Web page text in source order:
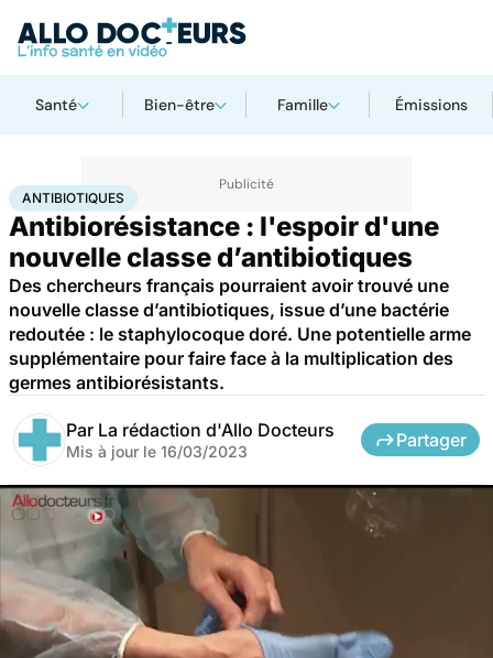
Santé Bien-être Famille Émissions
AccueilSantéMaladies Antibiotiques
ANTIBIOTIQUES
Antibiorésistance : l'espoir d'une
nouvelle classe d’antibiotiques
Des chercheurs français pourraient avoir trouvé une
nouvelle classe d’antibiotiques, issue d’une bactérie
redoutée : le staphylocoque doré. Une potentielle arme
supplémentaire pour faire face à la multiplication des
germes antibiorésistants.
Par La rédaction d'Allo Docteurs
Mis à jour le 16/03/2023
Partager